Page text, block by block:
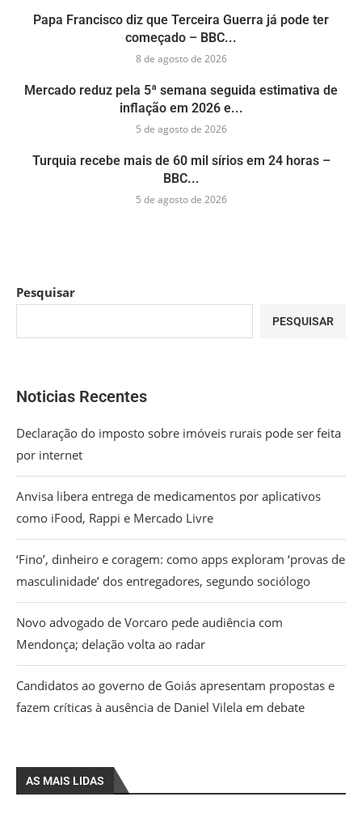
Papa Francisco diz que Terceira Guerra já pode ter
começado – BBC...
8 de agosto de 2026
Mercado reduz pela 5ª semana seguida estimativa de
inflação em 2026 e...
5 de agosto de 2026
Turquia recebe mais de 60 mil sírios em 24 horas –
BBC...
5 de agosto de 2026
Pesquisar
PESQUISAR
Noticias Recentes
Declaração do imposto sobre imóveis rurais pode ser feita
por internet
Anvisa libera entrega de medicamentos por aplicativos
como iFood, Rappi e Mercado Livre
‘Fino’, dinheiro e coragem: como apps exploram ‘provas de
masculinidade’ dos entregadores, segundo sociólogo
Novo advogado de Vorcaro pede audiência com
Mendonça; delação volta ao radar
Candidatos ao governo de Goiás apresentam propostas e
fazem críticas à ausência de Daniel Vilela em debate
AS MAIS LIDAS